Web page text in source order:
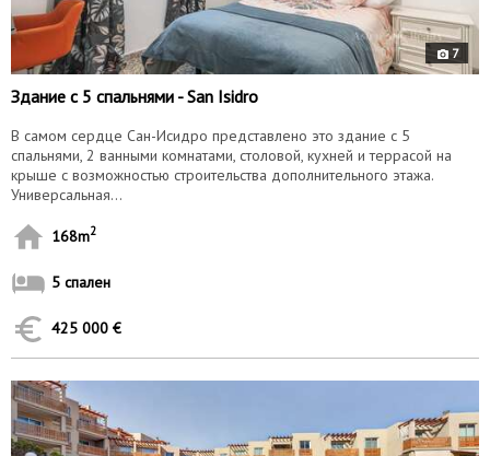
7
Здание с 5 спальнями - San Isidro
В самом сердце Сан-Исидро представлено это здание с 5
спальнями, 2 ванными комнатами, столовой, кухней и террасой на
крыше с возможностью строительства дополнительного этажа.
Универсальная...
168m2
5 спален
425 000 €